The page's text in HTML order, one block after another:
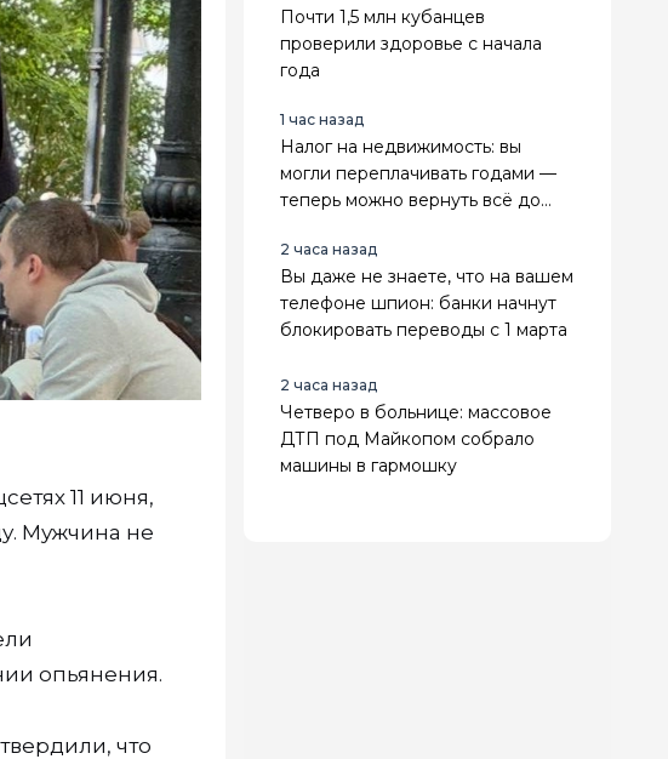
11 июня,
Мужчина не
опьянения.
что
Почти 1,5 млн кубанцев
проверили здоровье с начала
года
1 час назад
Налог на недвижимость: вы
могли переплачивать годами —
теперь можно вернуть всё до
2 часа назад
Вы даже не знаете, что на вашем
телефоне шпион: банки начнут
блокировать переводы с 1 марта
2 часа назад
Четверо в больнице: массовое
ДТП под Майкопом собрало
машины в гармошку